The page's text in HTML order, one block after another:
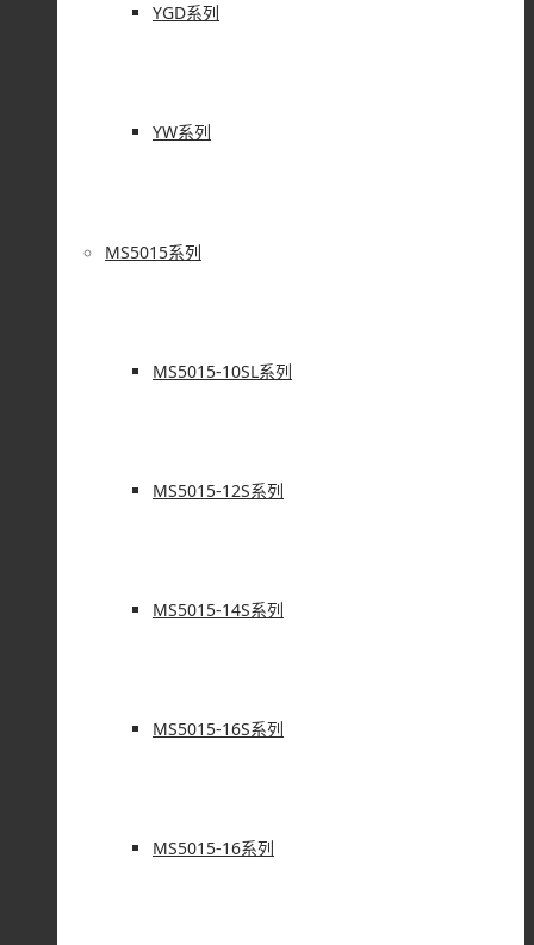
YGD系列
YW系列
MS5015系列
MS5015-10SL系列
MS5015-12S系列
MS5015-14S系列
MS5015-16S系列
MS5015-16系列